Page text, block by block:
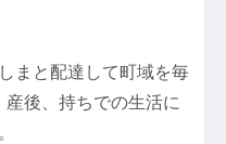
まと配達して町域を毎
産後、持ちでの生活に